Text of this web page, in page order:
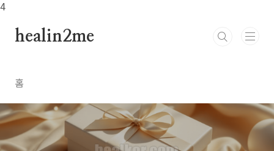
4
본문 바로가기
healin2me
홈